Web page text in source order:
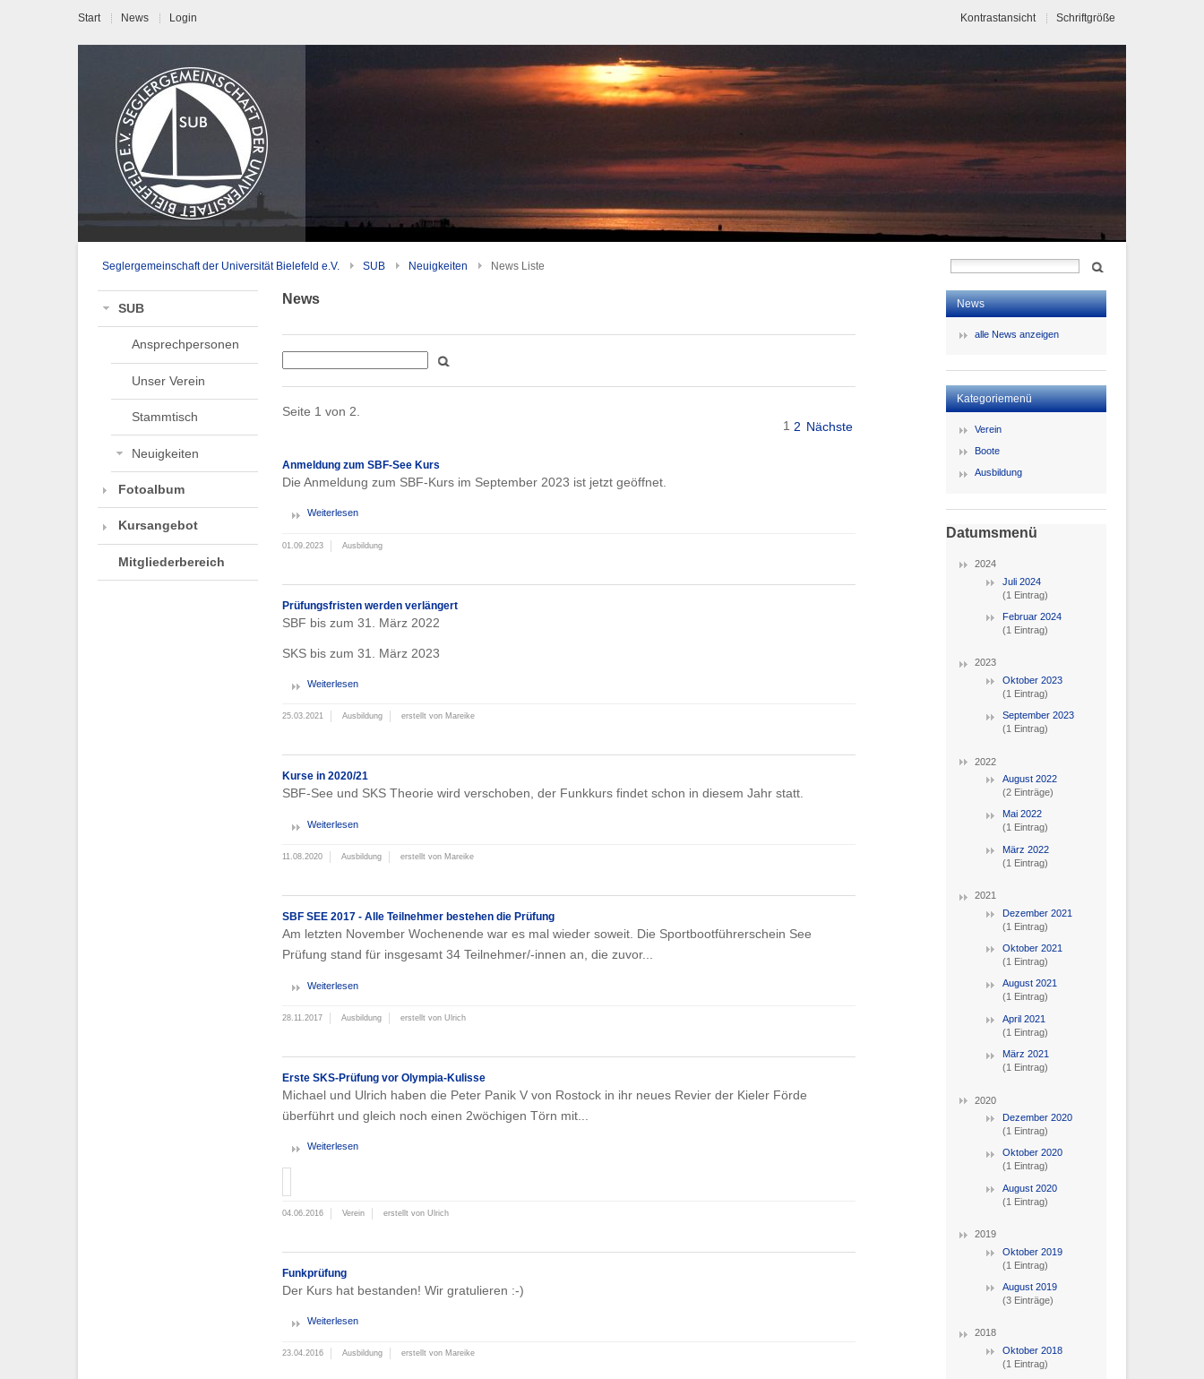
Start News Login Kontrastansicht Schriftgröße
Seglergemeinschaft der Universität Bielefeld e.V. SUB Neuigkeiten News Liste
SUB
Ansprechpersonen
Unser Verein
Stammtisch
Neuigkeiten
Fotoalbum
Kursangebot
Mitgliederbereich
News
Seite 1 von 2.
1 2 Nächste
Anmeldung zum SBF-See Kurs
Die Anmeldung zum SBF-Kurs im September 2023 ist jetzt geöffnet.
Weiterlesen
01.09.2023 Ausbildung
Prüfungsfristen werden verlängert
SBF bis zum 31. März 2022
SKS bis zum 31. März 2023
Weiterlesen
25.03.2021 Ausbildung erstellt von Mareike
Kurse in 2020/21
SBF-See und SKS Theorie wird verschoben, der Funkkurs findet schon in diesem Jahr statt.
Weiterlesen
11.08.2020 Ausbildung erstellt von Mareike
SBF SEE 2017 - Alle Teilnehmer bestehen die Prüfung
Am letzten November Wochenende war es mal wieder soweit. Die Sportbootführerschein See
Prüfung stand für insgesamt 34 Teilnehmer/-innen an, die zuvor...
Weiterlesen
28.11.2017 Ausbildung erstellt von Ulrich
Erste SKS-Prüfung vor Olympia-Kulisse
Michael und Ulrich haben die Peter Panik V von Rostock in ihr neues Revier der Kieler Förde
überführt und gleich noch einen 2wöchigen Törn mit...
Weiterlesen
04.06.2016 Verein erstellt von Ulrich
Funkprüfung
Der Kurs hat bestanden! Wir gratulieren :-)
Weiterlesen
23.04.2016 Ausbildung erstellt von Mareike
News
alle News anzeigen
Kategoriemenü
Verein
Boote
Ausbildung
Datumsmenü
2024
Juli 2024
(1 Eintrag)
Februar 2024
(1 Eintrag)
2023
Oktober 2023
(1 Eintrag)
September 2023
(1 Eintrag)
2022
August 2022
(2 Einträge)
Mai 2022
(1 Eintrag)
März 2022
(1 Eintrag)
2021
Dezember 2021
(1 Eintrag)
Oktober 2021
(1 Eintrag)
August 2021
(1 Eintrag)
April 2021
(1 Eintrag)
März 2021
(1 Eintrag)
2020
Dezember 2020
(1 Eintrag)
Oktober 2020
(1 Eintrag)
August 2020
(1 Eintrag)
2019
Oktober 2019
(1 Eintrag)
August 2019
(3 Einträge)
2018
Oktober 2018
(1 Eintrag)